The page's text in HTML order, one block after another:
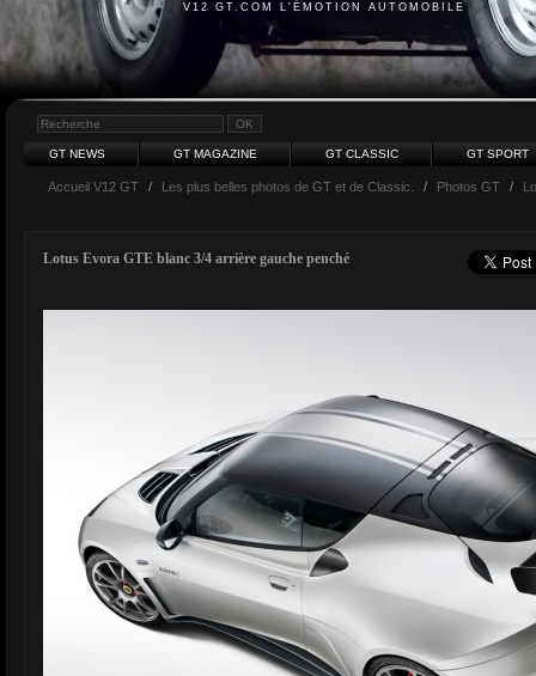
V12 GT.COM L'ÉMOTION AUTOMOBILE
GT NEWS GT MAGAZINE GT CLASSIC GT SPORT
Accueil V12 GT / Les plus belles photos de GT et de Classic. / Photos GT /
Lotus Evora GTE blanc 3/4 arrière gauche penché